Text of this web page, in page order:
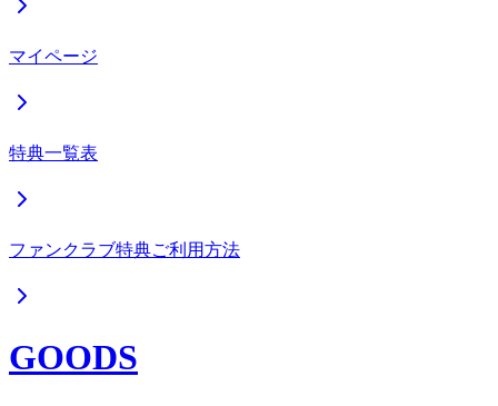
マイページ
特典一覧表
ファンクラブ特典ご利用方法
GOODS